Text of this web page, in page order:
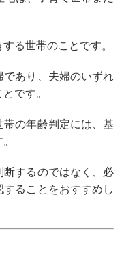
る世帯のことです。
であり、夫婦のいずれ
です。
の年齢判定には、基
断するのではなく、必
ることをおすすめし